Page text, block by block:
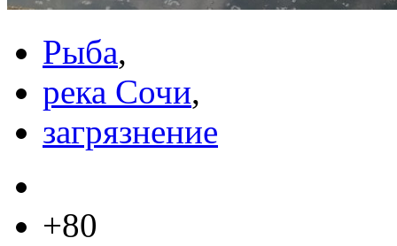
Рыба,
река Сочи,
загрязнение
+80